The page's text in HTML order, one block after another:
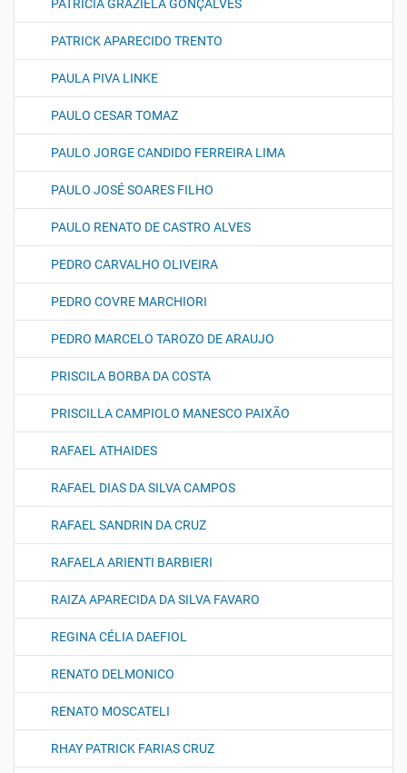
PATRÍCIA GRAZIELA GONÇALVES
PATRICK APARECIDO TRENTO
PAULA PIVA LINKE
PAULO CESAR TOMAZ
PAULO JORGE CANDIDO FERREIRA LIMA
PAULO JOSÉ SOARES FILHO
PAULO RENATO DE CASTRO ALVES
PEDRO CARVALHO OLIVEIRA
PEDRO COVRE MARCHIORI
PEDRO MARCELO TAROZO DE ARAUJO
PRISCILA BORBA DA COSTA
PRISCILLA CAMPIOLO MANESCO PAIXÃO
RAFAEL ATHAIDES
RAFAEL DIAS DA SILVA CAMPOS
RAFAEL SANDRIN DA CRUZ
RAFAELA ARIENTI BARBIERI
RAIZA APARECIDA DA SILVA FAVARO
REGINA CÉLIA DAEFIOL
RENATO DELMONICO
RENATO MOSCATELI
RHAY PATRICK FARIAS CRUZ